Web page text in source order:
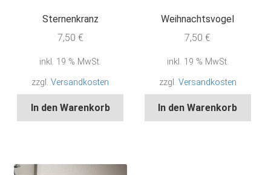
Sternenkranz
7,50 €
inkl. 19 % MwSt.
zzgl.Versandkosten
In den Warenkorb
Weihnachtsvogel
7,50€
inkl. 19 % MwSt.
zzgl. Versandkosten
In den Warenkorb